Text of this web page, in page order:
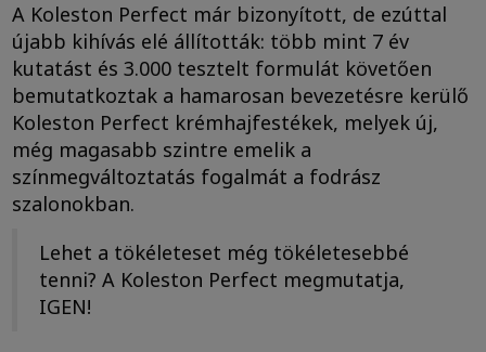
A Koleston Perfect már bizonyított, de ezúttal
újabb kihívás elé állították: több mint 7 év
kutatást és 3.000 tesztelt formulát követően
bemutatkoztak a hamarosan bevezetésre kerülő
Koleston Perfect krémhajfestékek, melyek új,
még magasabb szintre emelik a
színmegváltoztatás fogalmát a fodrász
szalonokban.
Lehet a tökéleteset még tökéletesebbé
tenni? A Koleston Perfect megmutatja,
IGEN!